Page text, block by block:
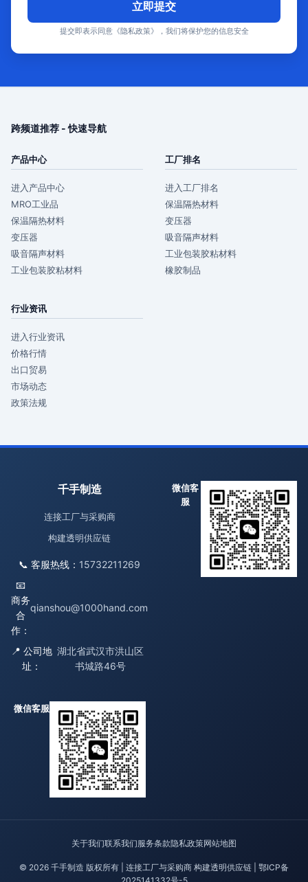
立即提交
提交即表示同意《隐私政策》，我们将保护您的信息安全
跨频道推荐 - 快速导航
产品中心
进入产品中心
MRO工业品
保温隔热材料
变压器
吸音隔声材料
工业包装胶粘材料
工厂排名
进入工厂排名
保温隔热材料
变压器
吸音隔声材料
工业包装胶粘材料
橡胶制品
行业资讯
进入行业资讯
价格行情
出口贸易
市场动态
政策法规
千手制造
连接工厂与采购商
构建透明供应链
📞 客服热线： 15732211269
📧
商务
合
作：
qianshou@1000hand.com
📍 公司地
址：
湖北省武汉市洪山区
书城路46号
微信客
服
微信客服
关于我们联系我们服务条款隐私政策网站地图
© 2026 千手制造 版权所有 | 连接工厂与采购商 构建透明供应链 | 鄂ICP备